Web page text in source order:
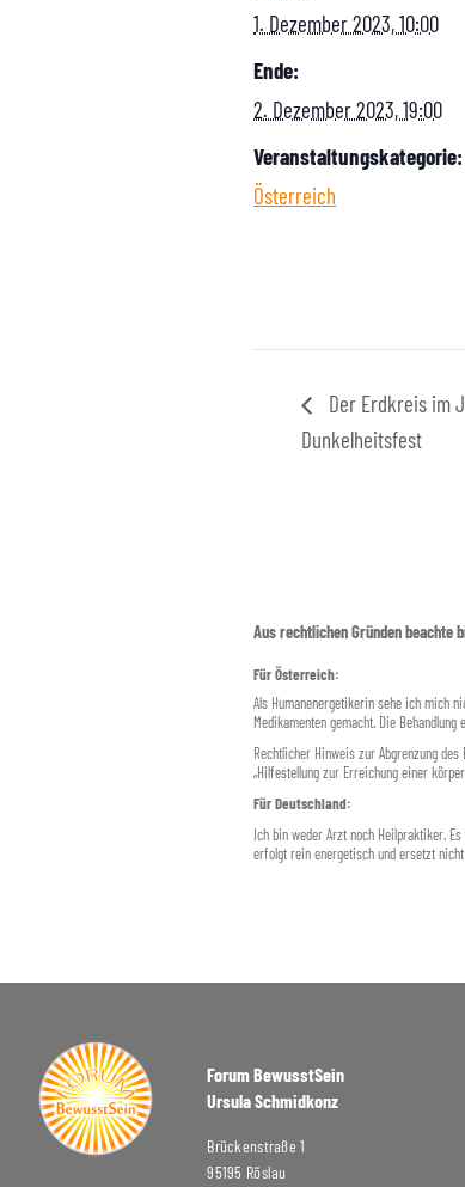
1. Dezember 2023, 10:00
Ende:
2. Dezember 2023, 19:00
Veranstaltungskategorie:
Österreich
Der Erdkreis im
Dunkelheitsfest
Aus rechtlichen Gründen beachte
Für Österreich:
Als Humanenergetikerin sehe ich mich
Medikamenten gemacht. Die
Rechtlicher Hinweis zur Abgrenzung
„Hilfestellung zur Erreichung einer
Für Deutschland:
Ich bin weder Arzt noch Heilpraktiker.
erfolgt rein energetisch und ersetzt
Forum BewusstSein
Ursula Schmidkonz
Brückenstraße 1
95195 Röslau